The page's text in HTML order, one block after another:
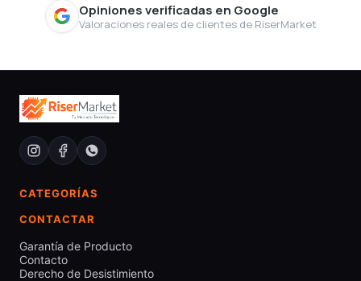
Opiniones verificadas en Google
Valoraciones reales de clientes de RiserMarket
CATEGORÍAS
CONTACTAR
Garantía de Producto
Contacto
Derecho de Desistimiento